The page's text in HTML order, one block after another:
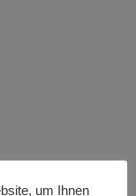
– 95 %
um Ihnen